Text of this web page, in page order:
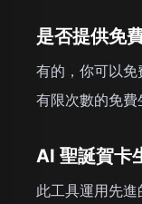
是否提供免
有的，你可以
有限次數的免費
AI 聖誕賀卡
此工具運用先